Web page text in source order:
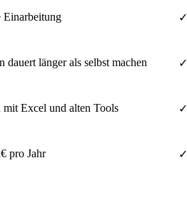
Einarbeitung
dauert länger als selbst machen
mit Excel und alten Tools
pro Jahr
✓
✓
✓
✓